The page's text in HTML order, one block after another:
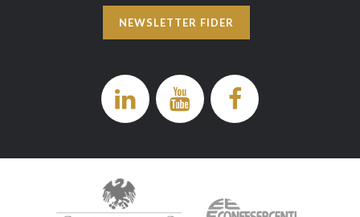
NEWSLETTER FIDER